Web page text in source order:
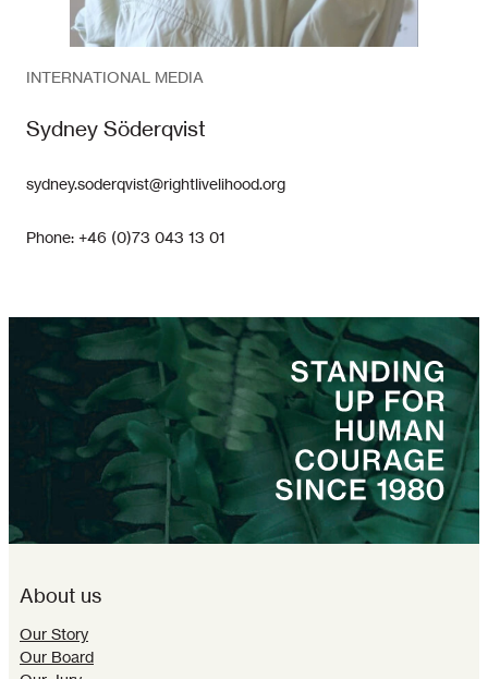
INTERNATIONAL MEDIA
Sydney Söderqvist
sydney.soderqvist@rightlivelihood.org
Phone: +46 (0)73 043 13 01
About us
Our Story
Our Board